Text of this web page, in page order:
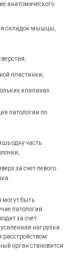
анатомического
складок мышцы,
пластинки;
клапанах.
патологии по
одну часть
за счет левого
могут быть
патология
за счет
нагрузка.
расстройством
орган становится